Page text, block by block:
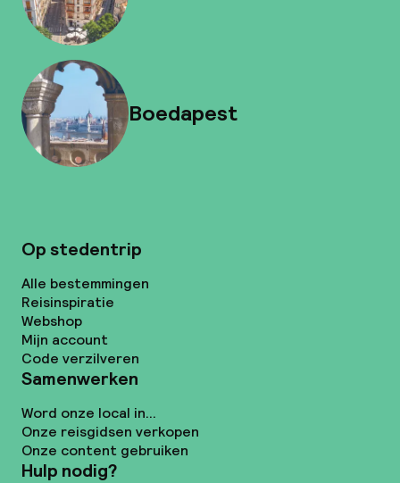
Boedapest
Op stedentrip
Alle bestemmingen
Reisinspiratie
Webshop
Mijn account
Code verzilveren
Samenwerken
Word onze local in...
Onze reisgidsen verkopen
Onze content gebruiken
Hulp nodig?